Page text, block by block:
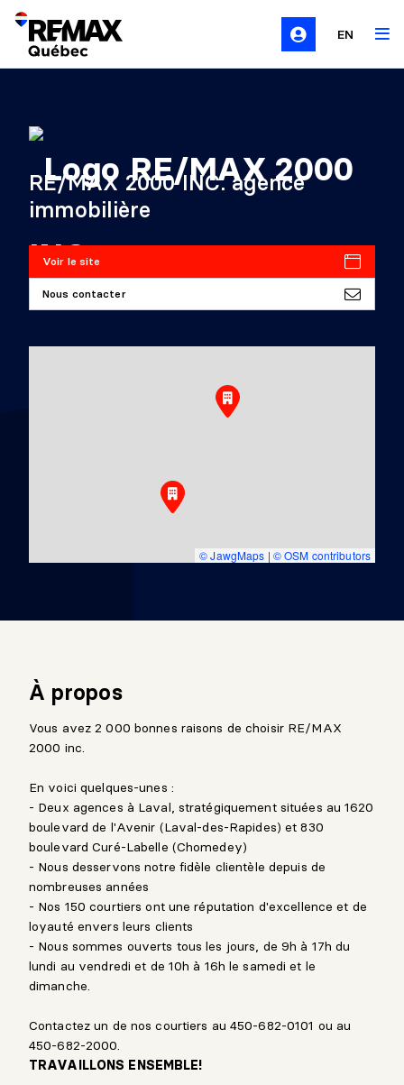
EN
RE/MAX 2000 INC. agence
immobilière
Voir le site
Nous contacter
© JawgMaps | © OSM contributors
À propos
Vous avez 2 000 bonnes raisons de choisir RE/MAX
2000 inc.
En voici quelques-unes :
- Deux agences à Laval, stratégiquement situées au 1620
boulevard de l'Avenir (Laval-des-Rapides) et 830
boulevard Curé-Labelle (Chomedey)
- Nous desservons notre fidèle clientèle depuis de
nombreuses années
- Nos 150 courtiers ont une réputation d'excellence et de
loyauté envers leurs clients
- Nous sommes ouverts tous les jours, de 9h à 17h du
lundi au vendredi et de 10h à 16h le samedi et le
dimanche.
Contactez un de nos courtiers au 450-682-0101 ou au
450-682-2000.
TRAVAILLONS ENSEMBLE!